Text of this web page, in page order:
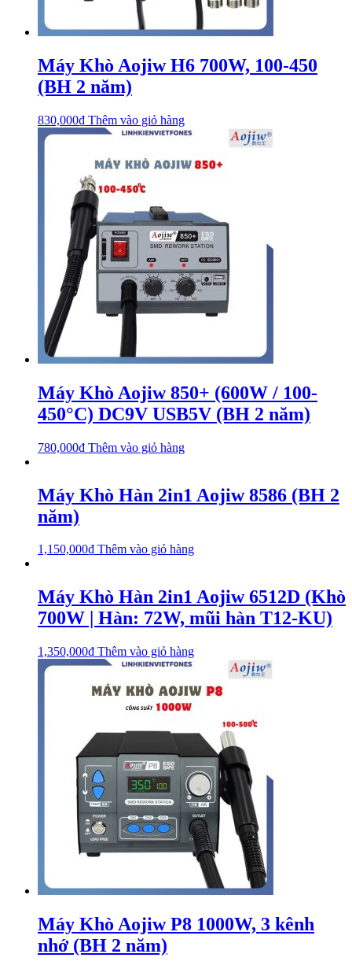
Máy Khò Aojiw H6 700W, 100-450
(BH 2 năm)
830,000₫ Thêm vào giỏ hàng
Máy Khò Aojiw 850+ (600W / 100-
450°C) DC9V USB5V (BH 2 năm)
780,000₫ Thêm vào giỏ hàng
Máy Khò Hàn 2in1 Aojiw 8586 (BH 2
năm)
1,150,000₫ Thêm vào giỏ hàng
Máy Khò Hàn 2in1 Aojiw 6512D (Khò
700W | Hàn: 72W, mũi hàn T12-KU)
1,350,000₫ Thêm vào giỏ hàng
Máy Khò Aojiw P8 1000W, 3 kênh
nhớ (BH 2 năm)